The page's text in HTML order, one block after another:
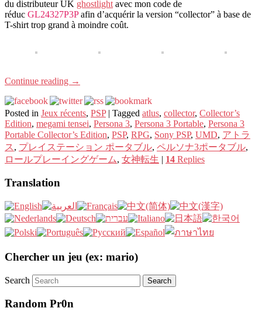
du distributeur UK ghostlight avec mon code de
réduc GL24327P3Pafin d’acquérir la version “collector” à base de
T-shirt trop grand à moindre coût.
Continue reading →
Posted in Jeux récents, PSP | Tagged atlus, collector, Collector’s
Edition, megami tensei, Persona 3, Persona 3 Portable, Persona 3
Portable Collector’s Edition, PSP, RPG, Sony PSP, UMD, アトラ
ス , プレイステーション ポータブル, ペルソナ3ポータブル,
ロールプレーイングゲーム, 女神転生 | 14 Replies
Translation
Chercher un jeu (ex: mario)
Search
Random Pr0n